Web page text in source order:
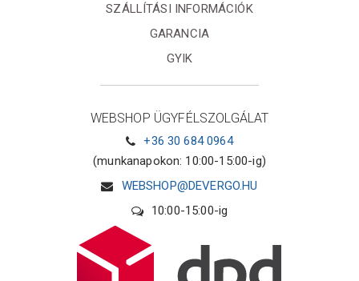
SZÁLLÍTÁSI INFORMÁCIÓK
GARANCIA
GYIK
WEBSHOP ÜGYFÉLSZOLGÁLAT
+36 30 684 0964
(munkanapokon: 10:00-15:00-ig)
WEBSHOP@DEVERGO.HU
10:00-15:00-ig